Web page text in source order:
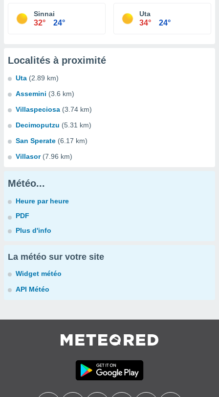
Sinnai
32° 24°
Uta
34° 24°
Localités à proximité
Uta (2.89 km)
Assemini (3.6 km)
Villaspeciosa (3.74 km)
Decimoputzu (5.31 km)
San Sperate (6.17 km)
Villasor (7.96 km)
Météo...
Heure par heure
PDF
Plus d'info
La météo sur votre site
Widget météo
API Météo